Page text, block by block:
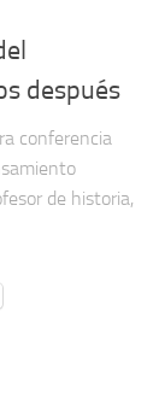
después
conferencia
de historia,